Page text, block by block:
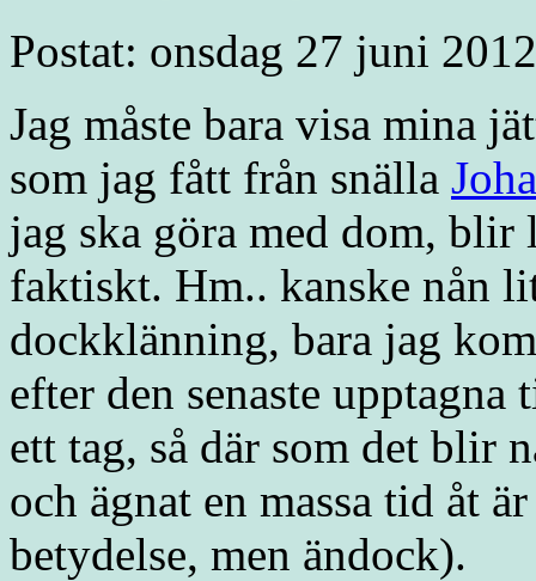
Postat: onsdag 27 juni
Jag måste bara visa mina
som jag fått från snälla
jag ska göra med dom, blir
faktiskt. Hm.. kanske nån
dockklänning, bara jag
efter den senaste
ett tag, så där som det blir
och ägnat en massa tid åt
betydelse, men ändock).